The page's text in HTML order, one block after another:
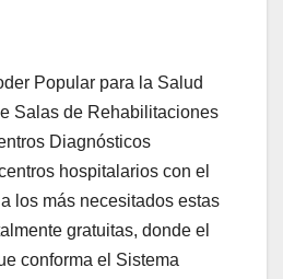
Popular para la Salud
Salas de Rehabilitaciones
Diagnósticos
hospitalarios con el
los más necesitados estas
gratuitas, donde el
conforma el Sistema